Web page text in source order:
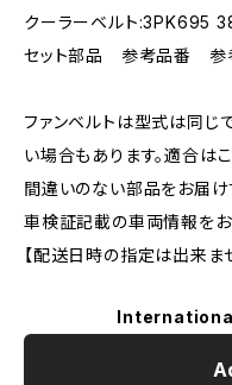
クーラーベルト:3PK695
セット部品 参考品番 参
ファンベルトは型式は同じ
い場合もあります。適合は
間違いのない部品をお届
車検証記載の車両情報をお
【配送日時の指定は出来ま